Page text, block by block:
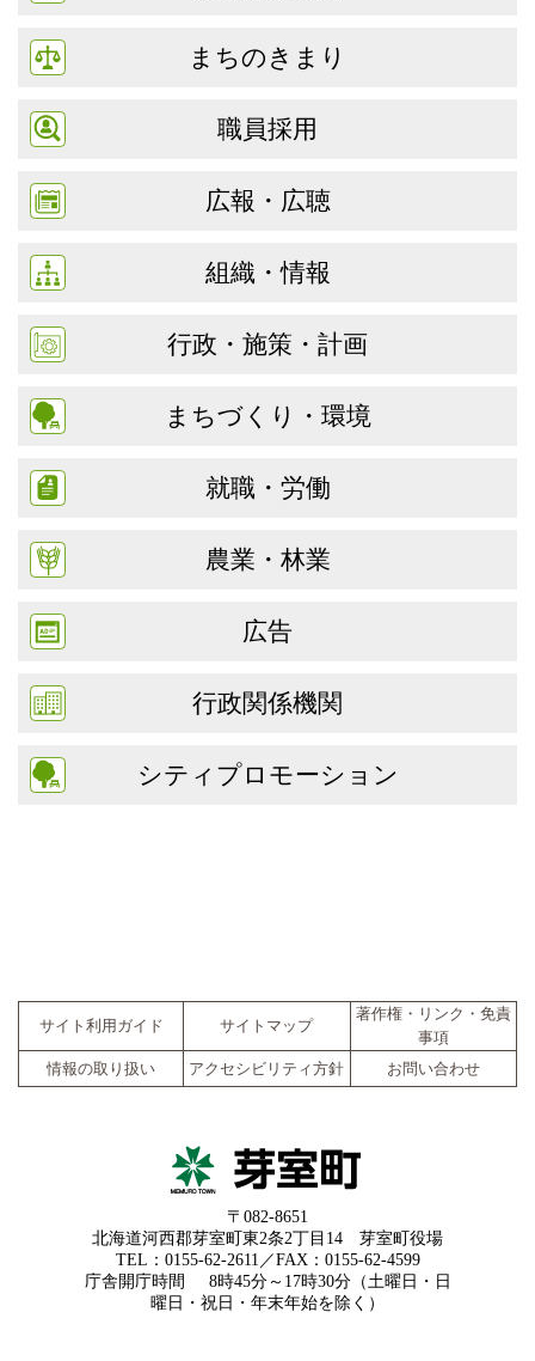
まちのきまり
職員採用
広報・広聴
組織・情報
行政・施策・計画
まちづくり・環境
就職・労働
農業・林業
広告
行政関係機関
シティプロモーション
サイト利用ガイド サイトマップ
著作権・リンク・免責
事項
情報の取り扱い
アクセシビリティ方針 お問い合わせ
〒082-8651
北海道河西郡芽室町東2条2丁目14 芽室町役場
TEL：0155-62-2611／FAX：0155-62-4599
庁舎開庁時間
8時45分～17時30分（土曜日・日
曜日・祝日・年末年始を除く）